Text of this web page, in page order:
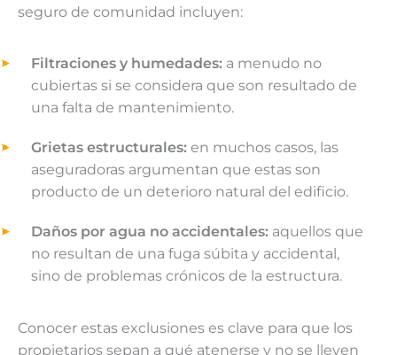
seguro de comunidad incluyen:
Filtraciones y humedades: a menudo no
cubiertas si se considera que son resultado de
una falta de mantenimiento.
Grietas estructurales: en muchos casos, las
aseguradoras argumentan que estas son
producto de un deterioro natural del edificio.
Daños por agua no accidentales: aquellos que
no resultan de una fuga súbita y accidental,
sino de problemas crónicos de la estructura.
Conocer estas exclusiones es clave para que los
propietarios sepan a qué atenerse y no se lleven